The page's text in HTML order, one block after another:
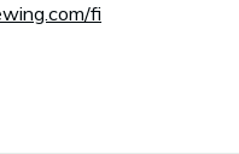
fi